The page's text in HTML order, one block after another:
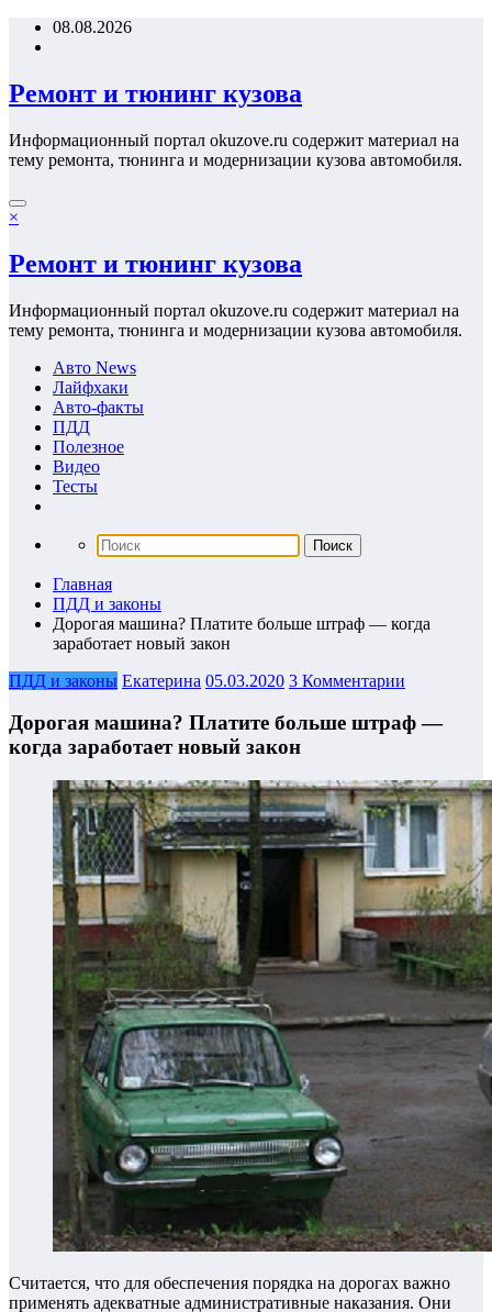
Перейти08.08.2026
Ремонт и тюнинг кузова
Информационный портал okuzove.ru содержит материал на
тему ремонта, тюнинга и модернизации кузова автомобиля.
×
Ремонт и тюнинг кузова
Информационный портал okuzove.ru содержит материал на
тему ремонта, тюнинга и модернизации кузова автомобиля.
Авто News
Лайфхаки
Авто-факты
ПДД
Полезное
Видео
Тесты
Главная
ПДД и законы
Дорогая машина? Платите больше штраф — когда
заработает новый закон
ПДД и законы Екатерина 05.03.2020 3 Комментарии
Дорогая машина? Платите больше штраф —
когда заработает новый закон
Считается, что для обеспечения порядка на дорогах важно
применять адекватные административные наказания. Они